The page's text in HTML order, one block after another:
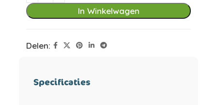
In Winkelwagen
Delen:
Specificaties